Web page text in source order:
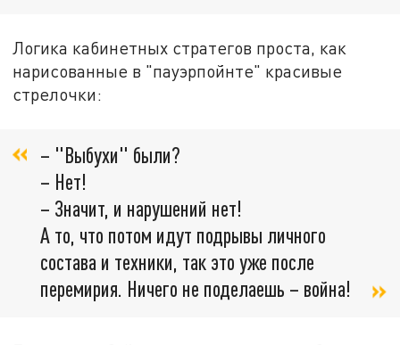
Логика кабинетных стратегов проста, как
нарисованные в "пауэрпойнте" красивые
стрелочки:
– "Выбухи" были?
– Нет!
– Значит, и нарушений нет!
А то, что потом идут подрывы личного
состава и техники, так это уже после
перемирия. Ничего не поделаешь – война!